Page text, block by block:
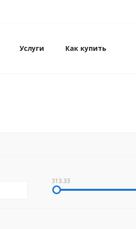
Услуги Как купить
313.33